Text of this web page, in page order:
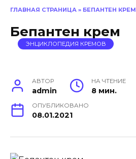
ГЛАВНАЯ СТРАНИЦА » БЕПАНТЕН КРЕМ
Бепантен крем
ЭНЦИКЛОПЕДИЯ КРЕМОВ
АВТОР
admin
НА ЧТЕНИЕ
8 мин.
ОПУБЛИКОВАНО
08.01.2021